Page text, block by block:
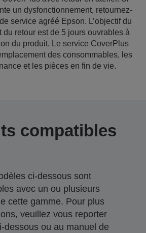
un dysfonctionnement, retournez-
service agréé Epson. L’objectif du
du retour est de 5 jours ouvrables à
du produit. Le service CoverPlus
des consommables, les
et les pièces en fin de vie.
compatibles
ci-dessous sont
avec un ou plusieurs
cette gamme. Pour plus
veuillez vous reporter
dessous ou au manuel de